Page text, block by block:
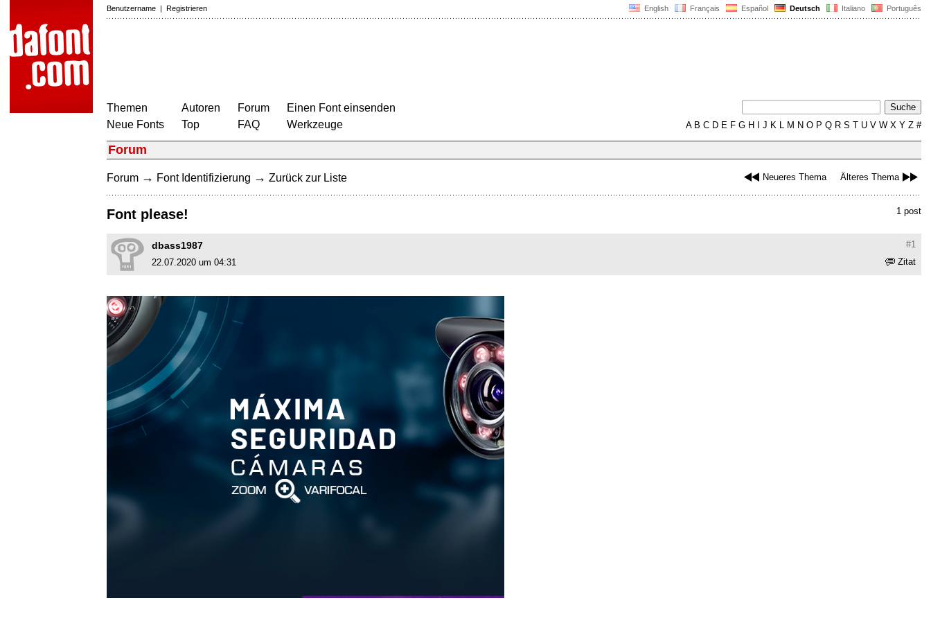
English Français Español Deutsch Italiano Português
Benutzername | Registrieren
Themen
Neue Fonts
Autoren
Top
Forum
FAQ
Einen Font einsenden
Werkzeuge
AB C D E F G H J K L M N O P Q R S T U V W X Y Z #
Forum
Neueres Thema Älteres Thema
Forum → Font Identifizierung → Zurück zur Liste
1 post
Font please!
#1
dbass1987
Zitat
22.07.2020 um 04:31